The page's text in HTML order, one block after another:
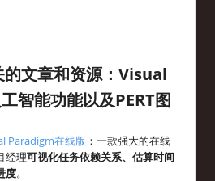
文章和资源： Visual
智能功能以及PERT图
Paradigm在线版 ：一款强大的在线
经理可视化任务依赖关系、估算时间
度。